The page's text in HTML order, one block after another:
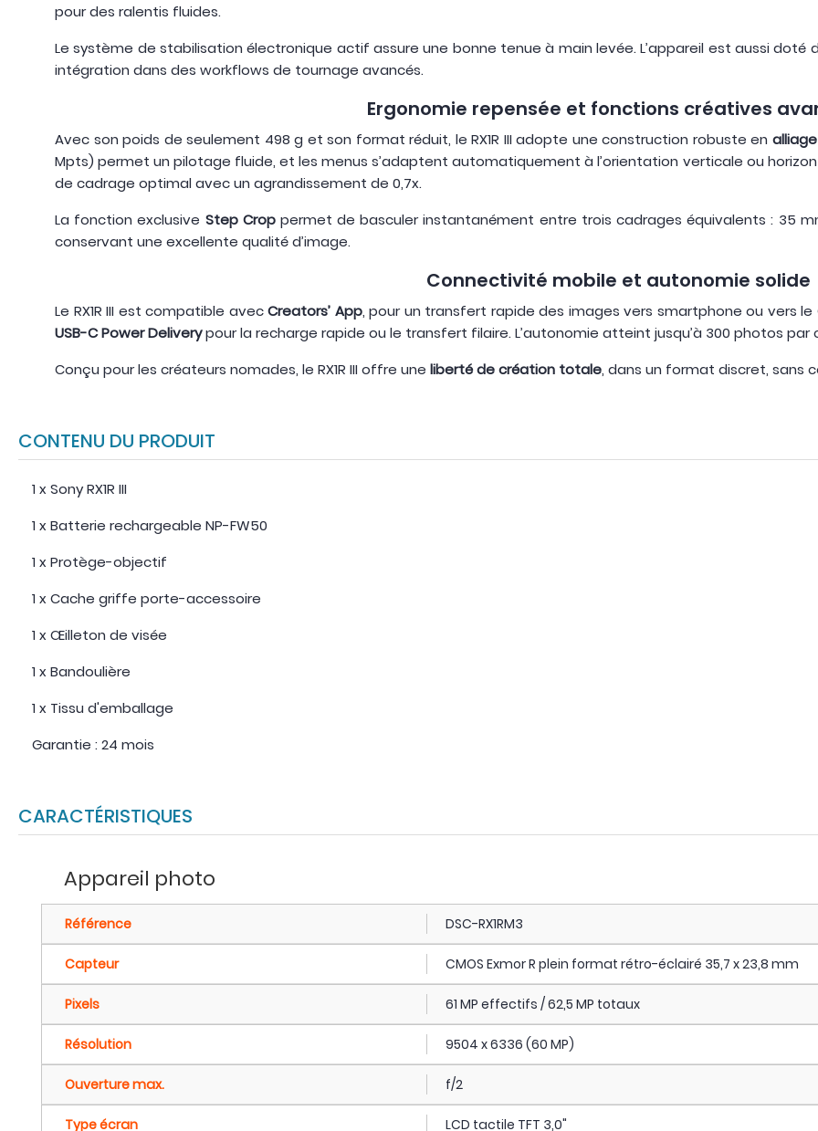
pour des ralentis fluides.
Le système de stabilisation électronique actif assure une bonne tenue à main levée. L’appareil est aussi doté
intégration dans des workflows de tournage avancés.
Ergonomie repensée et fonctions créatives
Avec son poids de seulement 498 g et son format réduit, le RX1R III adopte une construction robuste en
Mpts) permet un pilotage fluide, et les menus s’adaptent automatiquement à l’orientation verticale ou
de cadrage optimal avec un agrandissement de 0,7x.
La fonction exclusive Step Croppermet de basculer instantanément entre trois cadrages équivalents : 35
conservant une excellente qualité d’image.
Connectivité mobile et autonomie solide
Le RX1R III est compatible avecCreators’ App, pour un transfert rapide des images vers smartphone ou vers le
USB-C Power Deliverypour la recharge rapide ou le transfert filaire. L’autonomie atteint jusqu’à 300 photos par
Conçu pour les créateurs nomades, le RX1R III offre une liberté de création totale, dans un format discret, sans
CONTENU DU PRODUIT
1 x Sony RX1R III
1 x Batterie rechargeable NP-FW50
1 x Protège-objectif
1 x Cache griffe porte-accessoire
1 x Œilleton de visée
1 x Bandoulière
1 x Tissu d'emballage
Garantie : 24 mois
CARACTÉRISTIQUES
Appareil photo
Référence DSC-RX1RM3
Capteur CMOS Exmor R plein format rétro-éclairé 35,7 x 23,8 mm
Pixels 61 MP effectifs / 62,5 MP totaux
Résolution 9504 x 6336 (60 MP)
Ouverture max. f/2
Type écran LCD tactile TFT 3,0"